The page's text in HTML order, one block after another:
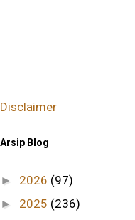
Disclaimer
Arsip Blog
► 2026 (97)
► 2025 (236)